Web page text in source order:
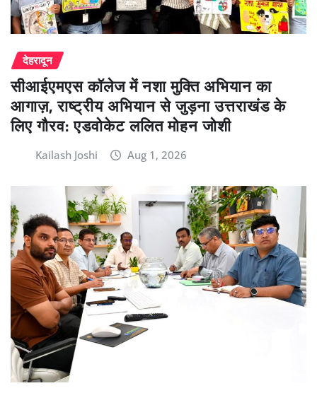
देहरादून
सीआईएमएस कॉलेज में नशा मुक्ति अभियान का
आगाज़, राष्ट्रीय अभियान से जुड़ना उत्तराखंड के
लिए गौरव: एडवोकेट ललित मोहन जोशी
Kailash Joshi Aug 1, 2026